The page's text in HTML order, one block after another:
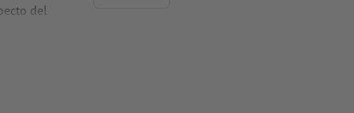
del
en